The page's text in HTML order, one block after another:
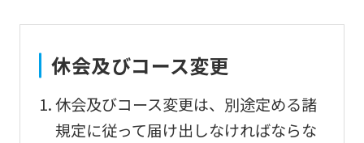
休会及びコース変更
休会及びコース変更は、別途定める諸
規定に従って届け出しなければならな
Click
link
below
(start